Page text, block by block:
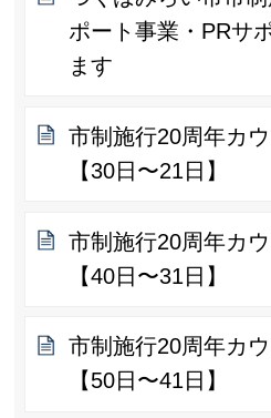
ポート事業・PRサ
ます
市制施行20周年カ
【30日〜21日】
市制施行20周年カ
【40日〜31日】
市制施行20周年カ
【50日〜41日】